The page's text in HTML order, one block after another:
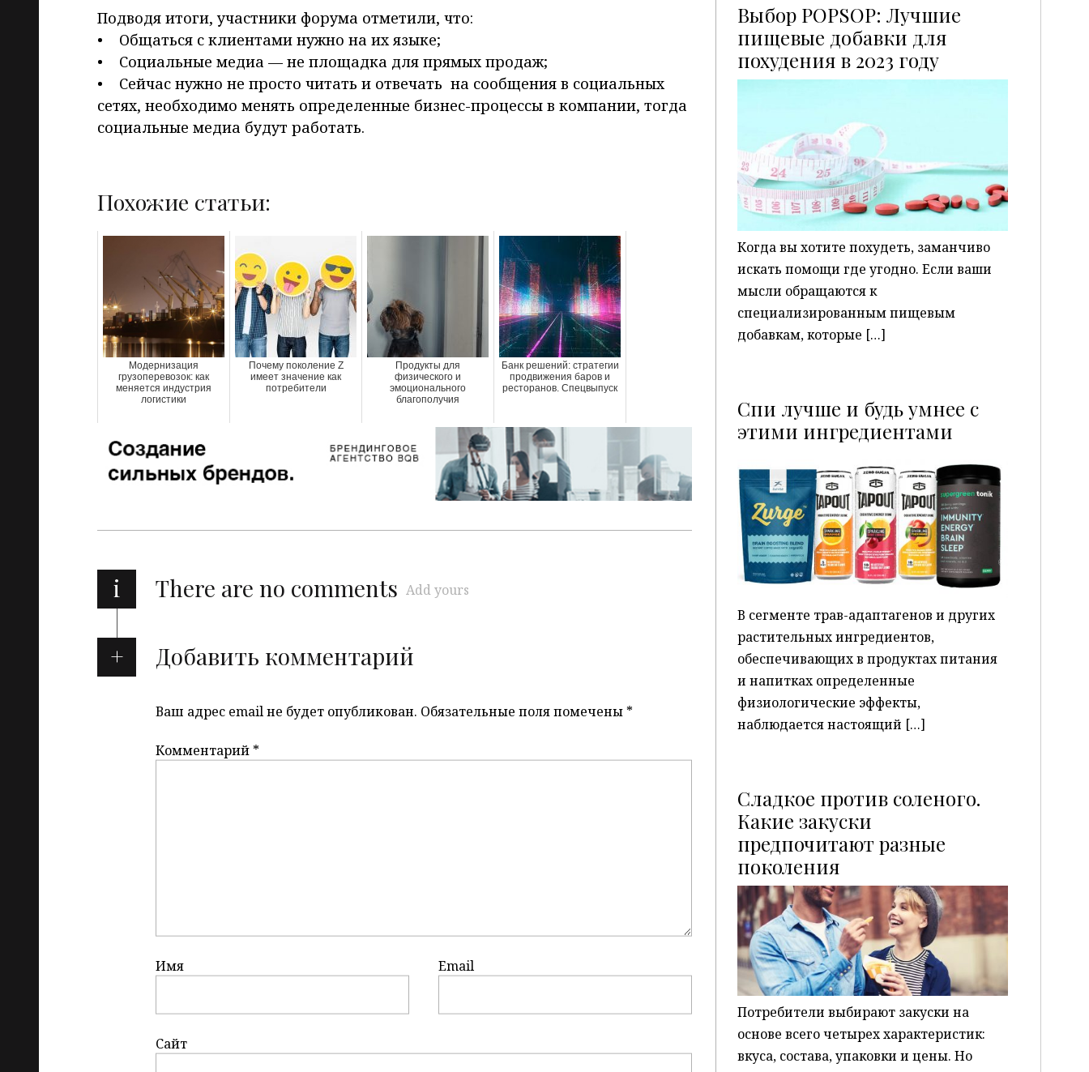
Подводя итоги, участники форума отметили, что:
• Общаться с клиентами нужно на их языке;
• Социальные медиа — не площадка для прямых продаж;
• Сейчас нужно не просто читать и отвечать на сообщения в социальных
сетях, необходимо менять определенные бизнес-процессы в компании, тогда
социальные медиа будут работать.
Похожие статьи:
Модернизация
грузоперевозок: как
меняется индустрия
логистики
Почему поколение Z
имеет значение как
потребители
Продукты для
физического и
эмоционального
благополучия
Банк решений: стратегии
продвижения баров и
ресторанов. Спецвыпуск
i There are no comments Add yours
Добавить комментарий
Ваш адрес email не будет опубликован. Обязательные поля помечены *
Комментарий *
Имя Email
Сайт
Выбор POPSOP: Лучшие
пищевые добавки для
похудения в 2023 году
P
Когда вы хотите похудеть, заманчиво
искать помощи где угодно. Если ваши
мысли обращаются к
специализированным пищевым
добавкам, которые […]
Спи лучше и будь умнее с
этими ингредиентами
P
В сегменте трав-адаптагенов и других
растительных ингредиентов,
обеспечивающих в продуктах питания
и напитках определенные
физиологические эффекты,
наблюдается настоящий […]
Сладкое против соленого.
Какие закуски
предпочитают разные
поколенияP
Потребители выбирают закуски на
основе всего четырех характеристик:
вкуса, состава, упаковки и цены. Но